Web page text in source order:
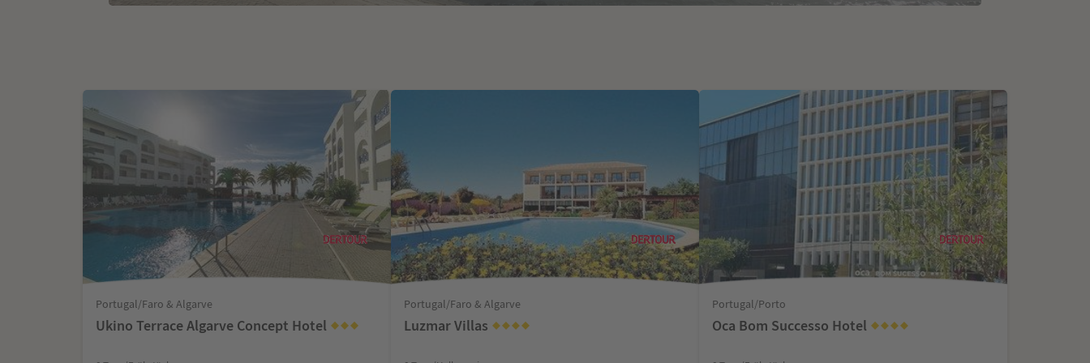
Portugal/Faro & Algarve
Ukino Terrace Algarve Concept Hotel
Portugal/Faro & Algarve
Luzmar Villas
Portugal/Porto
Oca Bom Successo Hotel